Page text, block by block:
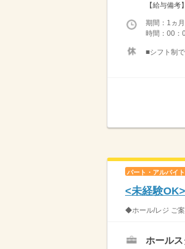
【給与備
期間：1
時間：00：
■シフト制
パート・アルバイト
<未経験
◆ホール/レジ ご
ホール